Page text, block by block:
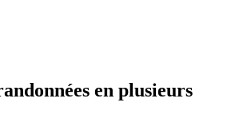
en plusieurs